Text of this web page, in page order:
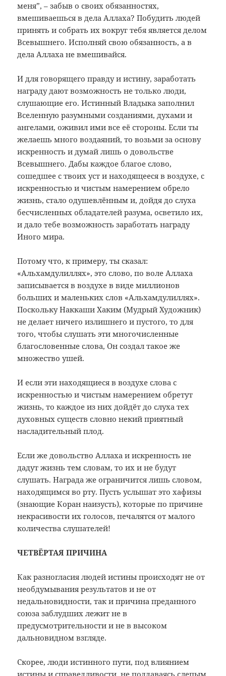
меня”, – забыв о своих обязанностях,
вмешиваешься в дела Аллаха? Побудить людей
принять и собрать их вокруг тебя является делом
Всевышнего. Исполняй свою обязанность, а в
дела Аллаха не вмешивайся.
И для говорящего правду и истину, заработать
награду дают возможность не только люди,
слушающие его. Истинный Владыка заполнил
Вселенную разумными созданиями, духами и
ангелами, оживил ими все её стороны. Если ты
желаешь много воздаяний, то возьми за основу
искренность и думай лишь о довольстве
Всевышнего. Дабы каждое благое слово,
сошедшее с твоих уст и находящееся в воздухе, с
искренностью и чистым намерением обрело
жизнь, стало одушевлённым и, дойдя до слуха
бесчисленных обладателей разума, осветило их,
и дало тебе возможность заработать награду
Иного мира.
Потому что, к примеру, ты сказал:
«Альхамдулиллях», это слово, по воле Аллаха
записывается в воздухе в виде миллионов
больших и маленьких слов «Альхамдулиллях».
Поскольку Наккаши Хаким (Мудрый Художник)
не делает ничего излишнего и пустого, то для
того, чтобы слушать эти многочисленные
благословенные слова, Он создал такое же
множество ушей.
И если эти находящиеся в воздухе слова с
искренностью и чистым намерением обретут
жизнь, то каждое из них дойдёт до слуха тех
духовных существ словно некий приятный
насладительный плод.
Если же довольство Аллаха и искренность не
дадут жизнь тем словам, то их и не будут
слушать. Награда же ограничится лишь словом,
находящимся во рту. Пусть услышат это хафизы
(знающие Коран наизусть), которые по причине
некрасивости их голосов, печалятся от малого
количества слушателей!
ЧЕТВЁРТАЯ ПРИЧИНА
Как разногласия людей истины происходят не от
необдумывания результатов и не от
недальновидности, так и причина преданного
союза заблудших лежит не в
предусмотрительности и не в высоком
дальновидном взгляде.
Скорее, люди истинного пути, под влиянием